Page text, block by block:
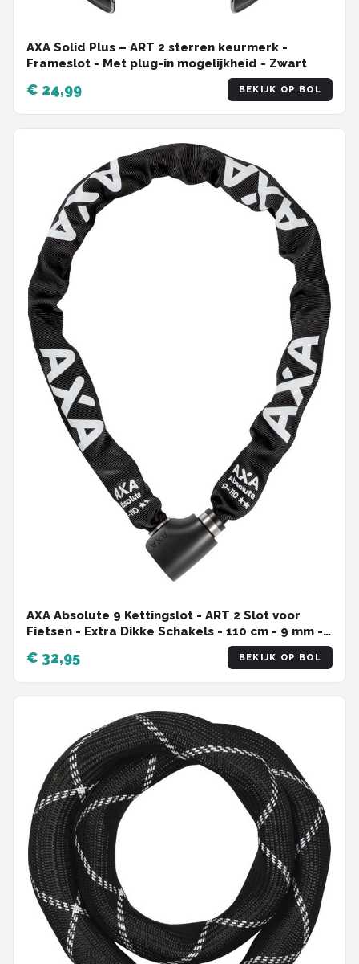
AXA Solid Plus – ART 2 sterren keurmerk -
Frameslot - Met plug-in mogelijkheid - Zwart
€ 24,99 BEKIJK OP BOL
AXA Absolute 9 Kettingslot - ART 2 Slot voor
Fietsen - Extra Dikke Schakels - 110 cm - 9 mm -
€ 32,95 BEKIJK OP BOL